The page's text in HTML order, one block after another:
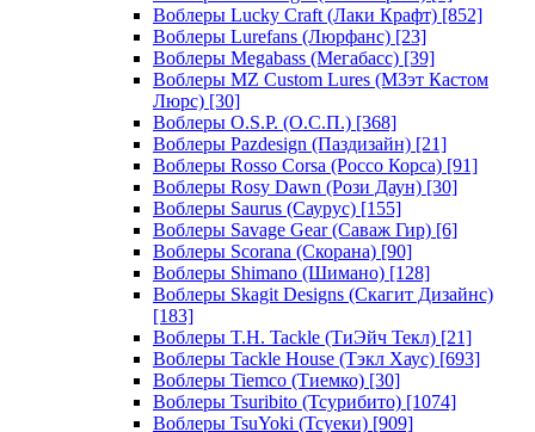
Воблеры Lucky Craft (Лаки Крафт) [852]
Воблеры Lurefans (Люрфанс) [23]
Воблеры Megabass (Мегабасс) [39]
Воблеры MZ Custom Lures (МЗэт Кастом
Люрс) [30]
Воблеры O.S.P. (О.С.П.) [368]
Воблеры Pazdesign (Паздизайн) [21]
Воблеры Rosso Corsa (Россо Корса) [91]
Воблеры Rosy Dawn (Рози Даун) [30]
Воблеры Saurus (Саурус) [155]
Воблеры Savage Gear (Саваж Гир) [6]
Воблеры Scorana (Скорана) [90]
Воблеры Shimano (Шимано) [128]
Воблеры Skagit Designs (Скагит Дизайнс)
[183]
Воблеры T.H. Tackle (ТиЭйч Текл) [21]
Воблеры Tackle House (Тэкл Хаус) [693]
Воблеры Tiemco (Тиемко) [30]
Воблеры Tsuribito (Тсурибито) [1074]
Воблеры TsuYoki (Тсуеки) [909]